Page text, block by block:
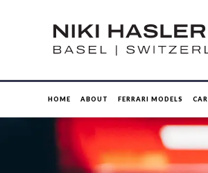
HOME ABOUT FERRARI MODELS